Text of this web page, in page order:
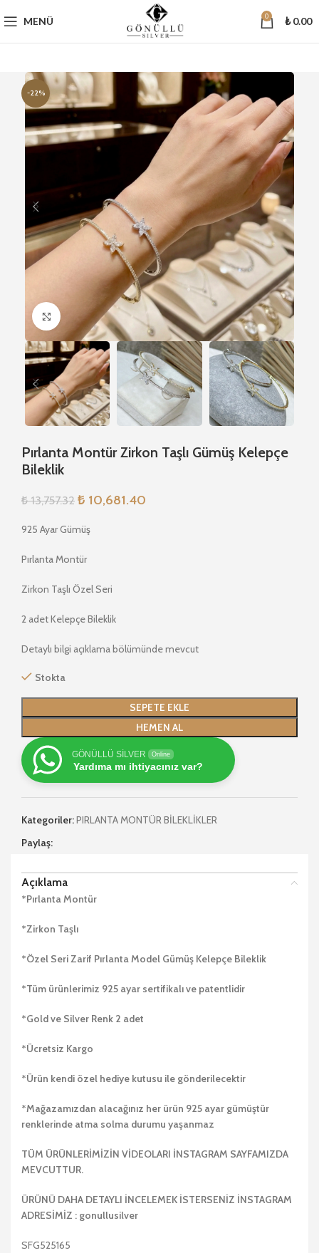
MENÜ 0 ₺0.00
-22%
Büyütmek için tıklayın
Pırlanta Montür Zirkon Taşlı Gümüş Kelepçe
Bileklik
₺13,757.32 ₺ 10,681.40
925 Ayar Gümüş
Pırlanta Montür
Zirkon Taşlı Özel Seri
2 adet Kelepçe Bileklik
Detaylı bilgi açıklama bölümünde mevcut
Stokta
SEPETE EKLE
HEMEN AL
GÖNÜLLÜ SİLVER Online
Yardıma mı ihtiyacınız var?
Kategoriler:PIRLANTA MONTÜR BİLEKLİKLER
Paylaş:
Açıklama
*Pırlanta Montür
*Zirkon Taşlı
*Özel Seri Zarif Pırlanta Model Gümüş Kelepçe Bileklik
*Tüm ürünlerimiz 925 ayar sertifikalı ve patentlidir
*Gold ve Silver Renk 2 adet
*Ücretsiz Kargo
*Ürün kendi özel hediye kutusu ile gönderilecektir
*Mağazamızdan alacağınız her ürün 925 ayar gümüştür
renklerinde atma solma durumu yaşanmaz
TÜM ÜRÜNLERİMİZİN VİDEOLARI İNSTAGRAM SAYFAMIZDA
MEVCUTTUR.
ÜRÜNÜ DAHA DETAYLI İNCELEMEK İSTERSENİZ İNSTAGRAM
ADRESİMİZ : gonullusilver
SFG525165